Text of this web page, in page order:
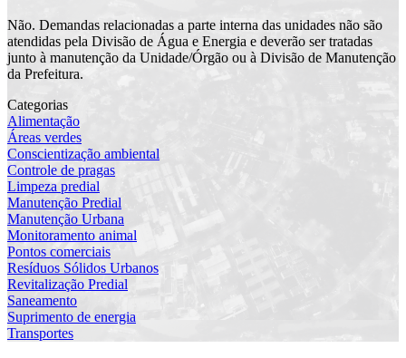
Não. Demandas relacionadas a parte interna das unidades não são
atendidas pela Divisão de Água e Energia e deverão ser tratadas
junto à manutenção da Unidade/Órgão ou à Divisão de Manutenção
da Prefeitura.
Categorias
Alimentação
Áreas verdes
Conscientização ambiental
Controle de pragas
Limpeza predial
Manutenção Predial
Manutenção Urbana
Monitoramento animal
Pontos comerciais
Resíduos Sólidos Urbanos
Revitalização Predial
Saneamento
Suprimento de energia
Transportes